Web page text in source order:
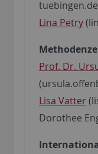
Lina Petry
Prof. Dr.
Lisa Vatter
Dorothee